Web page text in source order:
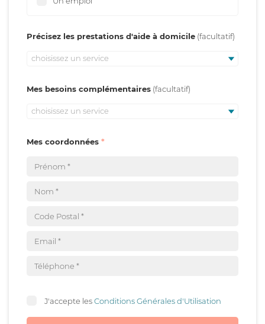
Précisez les prestations d'aide à domicile
choisissez un service
Mes besoins complémentaires
choisissez un service
Mes coordonnées
J'accepte lesConditions Générales d'Utilisation